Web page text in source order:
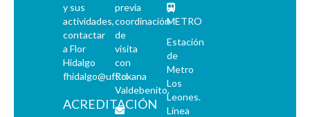
y sus
actividades,
contactar
a Flor
Hidalgo
fhidalgo@uft.cl
ACREDITACIÓN
previa
coordinación
de
visita
con
Roxana
Valdebenito.
METRO
Estación
de
Metro
Los
Leones.
Línea